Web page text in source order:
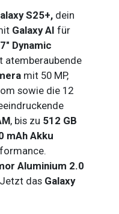
S25+, dein
Galaxy AI für
Dynamic
atemberaubende
mit 50 MP,
sowie die 12
, bis zu 512 GB
mAh Akku
Aluminium 2.0
das Galaxy